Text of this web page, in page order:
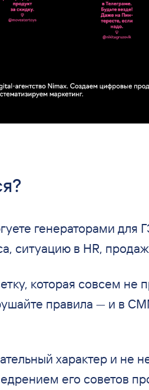
генераторами
ситуацию в HR,
которая совсем не
правила — и в
характер и не
его советов